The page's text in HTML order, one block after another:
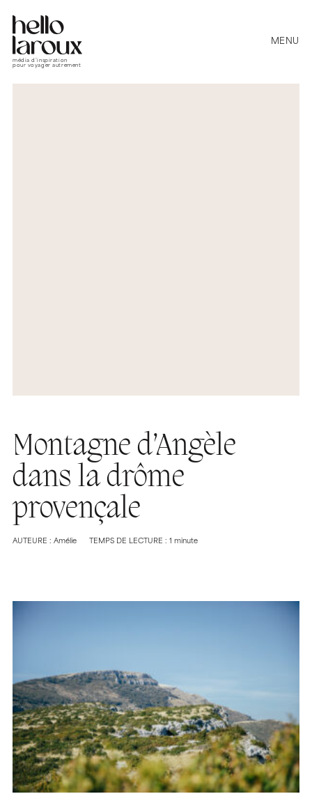
média d’inspiration
pour voyager autrement
MENU
Montagne d’Angèle
dans la drôme
provençale
AUTEURE : Amélie TEMPS DE LECTURE : 1 minute